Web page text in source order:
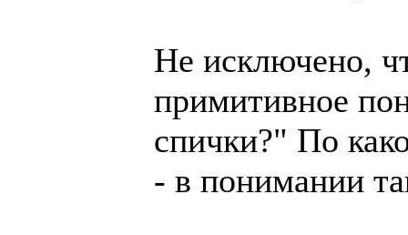
Не исключено,
примитивное
спички?" По
- в понимании